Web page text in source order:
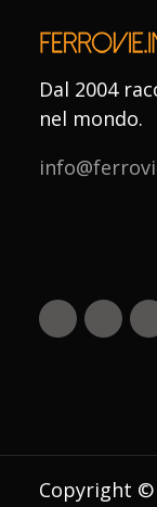
Dal 2004
nel mondo.
Copyright